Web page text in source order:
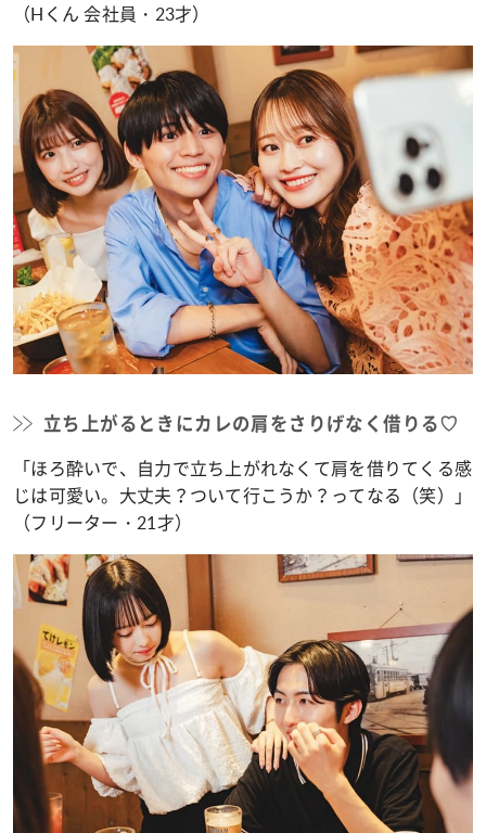
（Hくん 会社員・23才）
立ち上がるときにカレの肩をさりげなく借りる♡
「ほろ酔いで、自力で立ち上がれなくて肩を借りてくる感
じは可愛い。大丈夫？ついて行こうか？ってなる（笑）」
（フリーター・21才）